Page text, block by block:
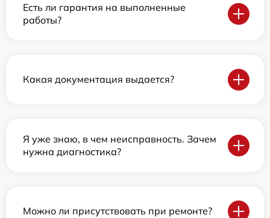
Есть ли гарантия на выполненные
работы?
Какая документация выдается?
Я уже знаю, в чем неисправность. Зачем
нужна диагностика?
Можно ли присутствовать при ремонте?